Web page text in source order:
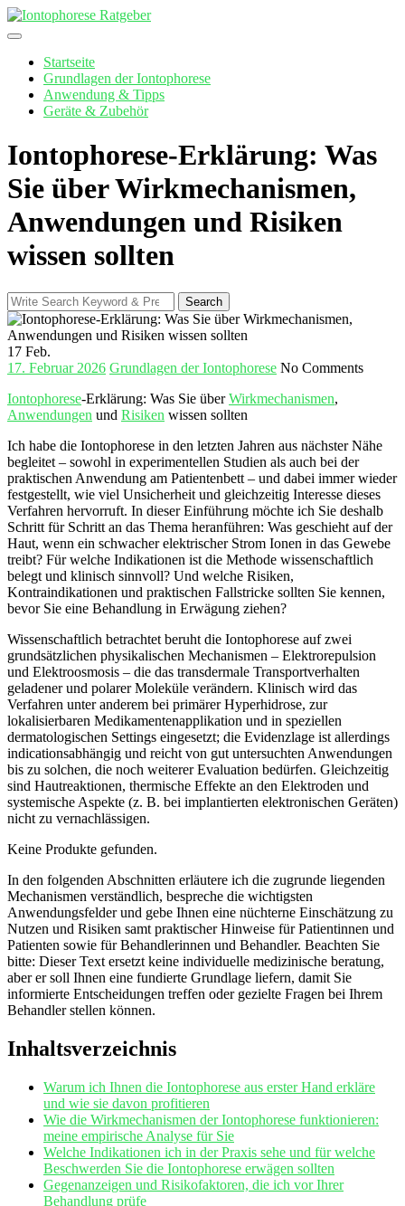
Skip
to
Startseite
Grundlagen der Iontophorese
Anwendung & Tipps
Geräte & Zubehör
Iontophorese-Erklärung: Was
Sie über Wirkmechanismen,
Anwendungen und Risiken
wissen sollten
Search
for:
Search
17 Feb.
17. Februar 2026 Grundlagen der Iontophorese No Comments
Iontophorese-Erklärung: Was Sie über⁣Wirkmechanismen,
Anwendungen und Risiken wissen‌ sollten
Ich habe die Iontophorese ⁣in den letzten Jahren aus nächster Nähe
begleitet – sowohl in experimentellen Studien als auch bei‌ der
praktischen Anwendung am Patientenbett – und dabei ​immer wieder
festgestellt, wie viel Unsicherheit und gleichzeitig Interesse dieses
Verfahren hervorruft. In dieser Einführung möchte ⁣ich Sie deshalb​
Schritt für Schritt an das Thema heranführen: Was‍ geschieht auf der
Haut, wenn ein⁢ schwacher elektrischer Strom Ionen in das Gewebe
treibt? Für welche‌ Indikationen ist die Methode‌ wissenschaftlich
belegt und klinisch sinnvoll? Und welche Risiken,
Kontraindikationen und praktischen Fallstricke sollten Sie kennen,
bevor Sie eine Behandlung in Erwägung ziehen?
Wissenschaftlich betrachtet beruht die ‍Iontophorese auf zwei
grundsätzlichen physikalischen Mechanismen – Elektrorepulsion
‍und Elektroosmosis – die das ‌transdermale Transportverhalten
geladener und polarer Moleküle verändern. Klinisch wird das
Verfahren unter anderem bei‍ primärer Hyperhidrose, zur
lokalisierbaren Medikamentenapplikation und in speziellen
dermatologischen Settings eingesetzt; die ⁢Evidenzlage ist allerdings
indicationsabhängig und reicht von gut​ untersuchten Anwendungen
bis zu solchen, die noch weiterer Evaluation ⁤bedürfen. Gleichzeitig
sind⁤ Hautreaktionen, thermische Effekte an den Elektroden und
systemische Aspekte (z. B. bei implantierten elektronischen Geräten)
nicht zu ⁢vernachlässigen.
Keine Produkte gefunden.
In den folgenden Abschnitten erläutere​ ich die zugrunde liegenden
Mechanismen verständlich, bespreche die wichtigsten
Anwendungsfelder und gebe Ihnen eine nüchterne⁤ Einschätzung zu
Nutzen und Risiken ⁢samt ​praktischer Hinweise für Patientinnen⁣ und
Patienten sowie für Behandlerinnen und ⁣Behandler. Beachten Sie
bitte: Dieser Text ersetzt keine individuelle medizinische beratung,
⁤aber⁢ er soll Ihnen eine fundierte Grundlage liefern, damit Sie⁣
informierte ⁤Entscheidungen treffen oder gezielte Fragen bei Ihrem
Behandler stellen können.
Inhaltsverzeichnis
Warum ich Ihnen die​ Iontophorese aus erster Hand erkläre
und wie⁤ sie davon profitieren
Wie die Wirkmechanismen der Iontophorese funktionieren:
meine empirische ⁣Analyse‍ für Sie
Welche Indikationen ich in ⁢der Praxis sehe und für welche
Beschwerden Sie die Iontophorese erwägen sollten
Gegenanzeigen und Risikofaktoren,⁢ die ich vor Ihrer
Behandlung prüfe